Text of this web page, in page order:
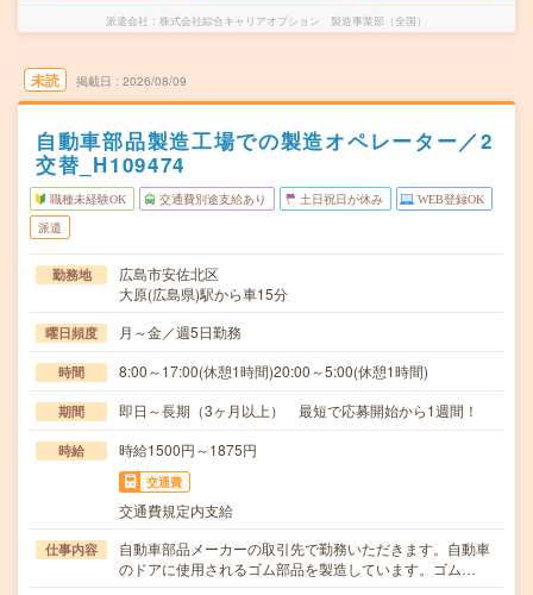
派遣会社 株式会社綜合キャリアオプション 製造事業部（全国）
未読 掲載日 2026/08/09
自動車部品製造工場での製造オペレーター／2
交替_H109474
職種未経験OK 交通費別途支給あり 土日祝日が休み WEB登録OK
派遣
勤務地
広島市安佐北区
大原(広島県)駅から車15分
曜日頻度 月～金／週5日勤務
時間 8:00～17:00(休憩1時間)20:00～5:00(休憩1時間)
期間 即日～長期（3ヶ月以上） 最短で応募開始から1週間！
時給 時給1500円～1875円
交通費
交通費規定内支給
仕事内容
自動車部品メーカーの取引先で勤務いただきます。自動車
のドアに使用されるゴム部品を製造しています。ゴム…